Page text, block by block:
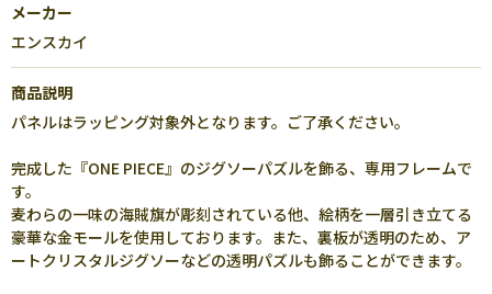
メーカー
エンスカイ
商品説明
パネルはラッピング対象外となります。ご了承ください。
完成した『ONE PIECE』のジグソーパズルを飾る、専用フレームで
す。
麦わらの一味の海賊旗が彫刻されている他、絵柄を一層引き立てる
豪華な金モールを使用しております。また、裏板が透明のため、ア
ートクリスタルジグソーなどの透明パズルも飾ることができます。